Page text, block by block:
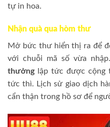
tự in hoa.
Nhận quà qua hòm thư
Mở bức thư hiển thị ra để
với chuỗi mã số vừa
thưởnglập tức được cộng
tức thì. Lịch sử giao dịch
cẩn thận trong hồ sơ để